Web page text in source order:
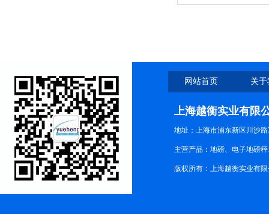
网站首页 关
上海越衡实业有限
地址：上海市浦东新区川沙路
主营产品：地磅、电子地磅
版权所有：上海越衡实业有